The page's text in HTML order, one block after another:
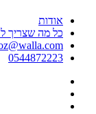
אודות
כל מה שצריך
0544872223